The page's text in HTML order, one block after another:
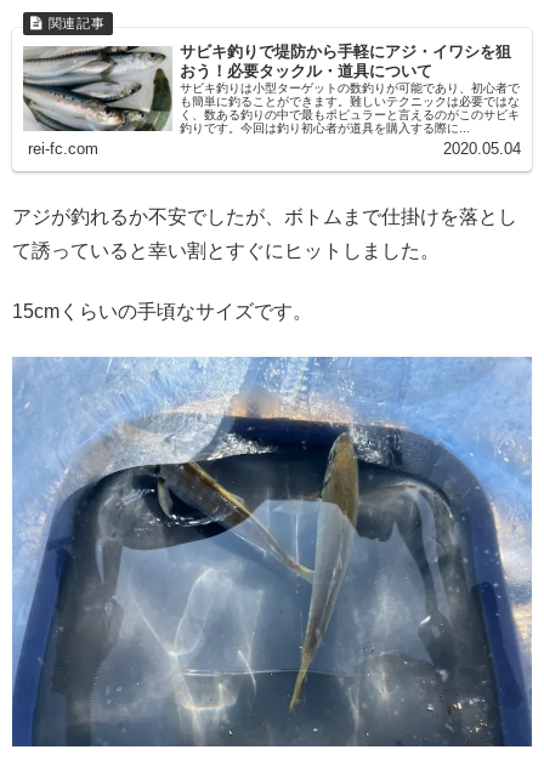
サビキ釣りで堤防から手軽にアジ・イワシを狙
おう！必要タックル・道具について
サビキ釣りは小型ターゲットの数釣りが可能であり、初心者で
も簡単に釣ることができます。難しいテクニックは必要ではな
く、数ある釣りの中で最もポピュラーと言えるのがこのサビキ
釣りです。今回は釣り初心者が道具を購入する際に...
rei-fc.com 2020.05.04
アジが釣れるか不安でしたが、ボトムまで仕掛けを落とし
て誘っていると幸い割とすぐにヒットしました。
15cmくらいの手頃なサイズです。